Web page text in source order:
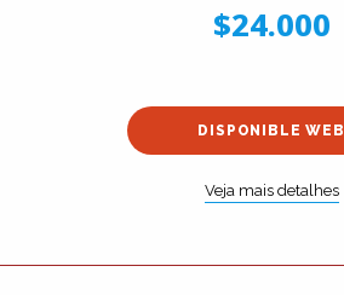
$24.000
DISPONIBLE WEB
Veja mais detalhes